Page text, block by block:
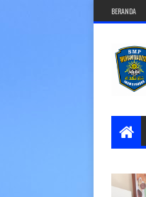
BERANDA